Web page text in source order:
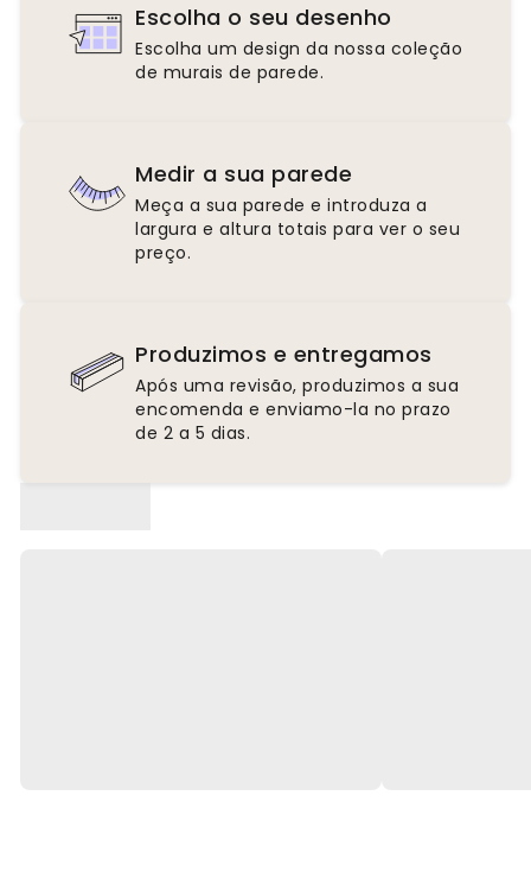
Escolha o seu desenho
Escolha um design da nossa coleção
de murais de parede.
Medir a sua parede
Meça a sua parede e introduza a
largura e altura totais para ver o seu
preço.
Produzimos e entregamos
Após uma revisão, produzimos a sua
encomenda e enviamo-la no prazo
de 2 a 5 dias.